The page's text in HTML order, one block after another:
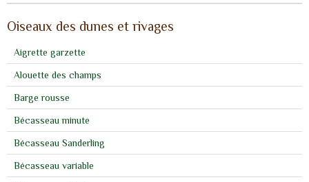
Oiseaux des dunes et rivages
Aigrette garzette
Alouette des champs
Barge rousse
Bécasseau minute
Bécasseau Sanderling
Bécasseau variable